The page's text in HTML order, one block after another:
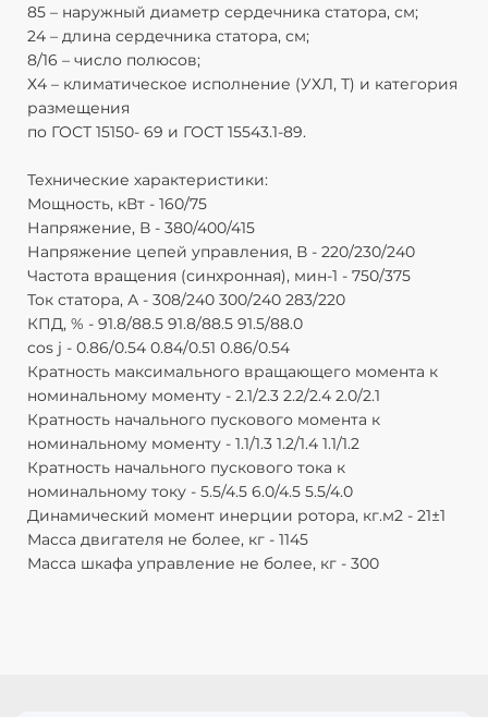
85 – наружный диаметр сердечника статора, см;
24 – длина сердечника статора, см;
8/16 – число полюсов;
Х4 – климатическое исполнение (УХЛ, Т) и категория
размещения
по ГОСТ 15150- 69 и ГОСТ 15543.1-89.
Технические характеристики:
Мощность, кВт - 160/75
Напряжение, В - 380/400/415
Напряжение цепей управления, В - 220/230/240
Частота вращения (синхронная), мин-1 - 750/375
Ток статора, А - 308/240 300/240 283/220
КПД, % - 91.8/88.5 91.8/88.5 91.5/88.0
cos j - 0.86/0.54 0.84/0.51 0.86/0.54
Кратность максимального вращающего момента к
номинальному моменту - 2.1/2.3 2.2/2.4 2.0/2.1
Кратность начального пускового момента к
номинальному моменту - 1.1/1.3 1.2/1.4 1.1/1.2
Кратность начального пускового тока к
номинальному току - 5.5/4.5 6.0/4.5 5.5/4.0
Динамический момент инерции ротора, кг.м2 - 21±1
Масса двигателя не более, кг - 1145
Масса шкафа управление не более, кг - 300